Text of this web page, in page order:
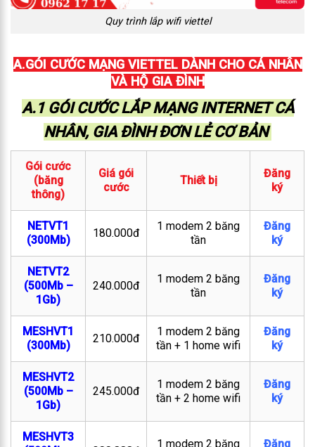
Quy trình lắp wifi viettel
A.GÓI CƯỚC MẠNG VIETTEL DÀNH CHO CÁ NHÂN
VÀ HỘ GIA ĐÌNH
A.1 GÓI CƯỚC LẮP MẠNG INTERNET CÁ
NHÂN, GIA ĐÌNH ĐƠN LẺ CƠ BẢN
Gói cước
(băng
thông)
Giá gói
cước
Thiết bị
Đăng
ký
NETVT1
(300Mb)
180.000đ
1 modem 2 băng
tần
Đăng
ký
NETVT2
(500Mb –
1Gb)
240.000đ
1 modem 2 băng
tần
Đăng
ký
MESHVT1
(300Mb)
210.000đ
1 modem 2 băng
tần + 1 home wifi
Đăng
ký
MESHVT2
(500Mb –
1Gb)
245.000đ
1 modem 2 băng
tần + 2 home wifi
Đăng
ký
MESHVT3
1 modem 2 băng
Đăng